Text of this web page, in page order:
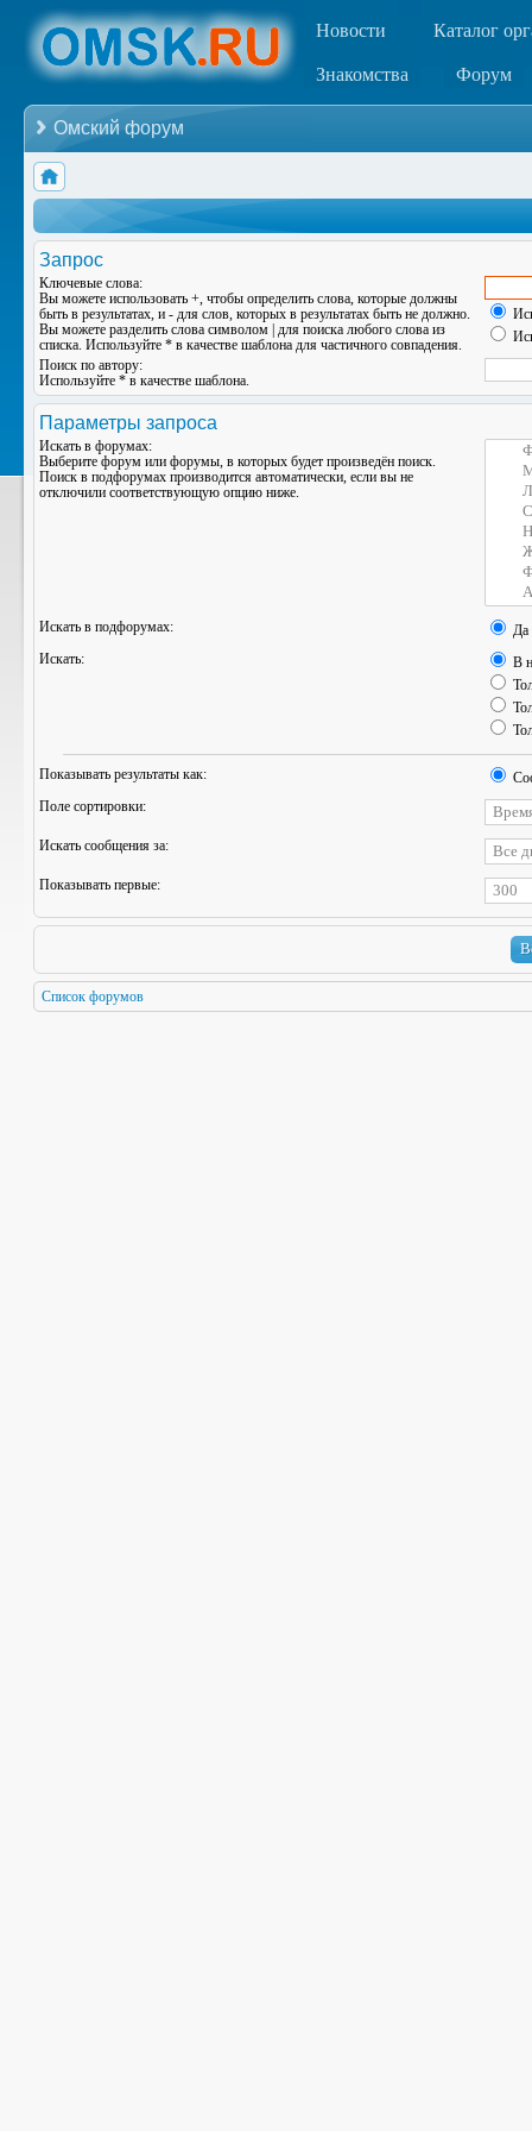
Новости Каталог
Знакомства Форум
Омский форум
Запрос
Ключевые слова:
Вы можете использовать +, чтобы определить слова, которые должны
быть в результатах, и - для слов, которых в результатах быть не должно.
Вы можете разделить слова символом для поиска любого слова из
списка. Используйте * в качестве шаблона для частичного совпадения.
Поиск по автору:
Используйте * в качестве шаблона.
Параметры запроса
Искать в форумах:
Выберите форум или форумы, в которых будет произведён поиск.
Поиск в подфорумах производится автоматически, если вы не
отключили соответствующую опцию ниже.
Искать в подфорумах:
Да
Искать:
В
Показывать результаты как:
Поле сортировки:
Искать сообщения за:
Показывать первые:
Список форумов